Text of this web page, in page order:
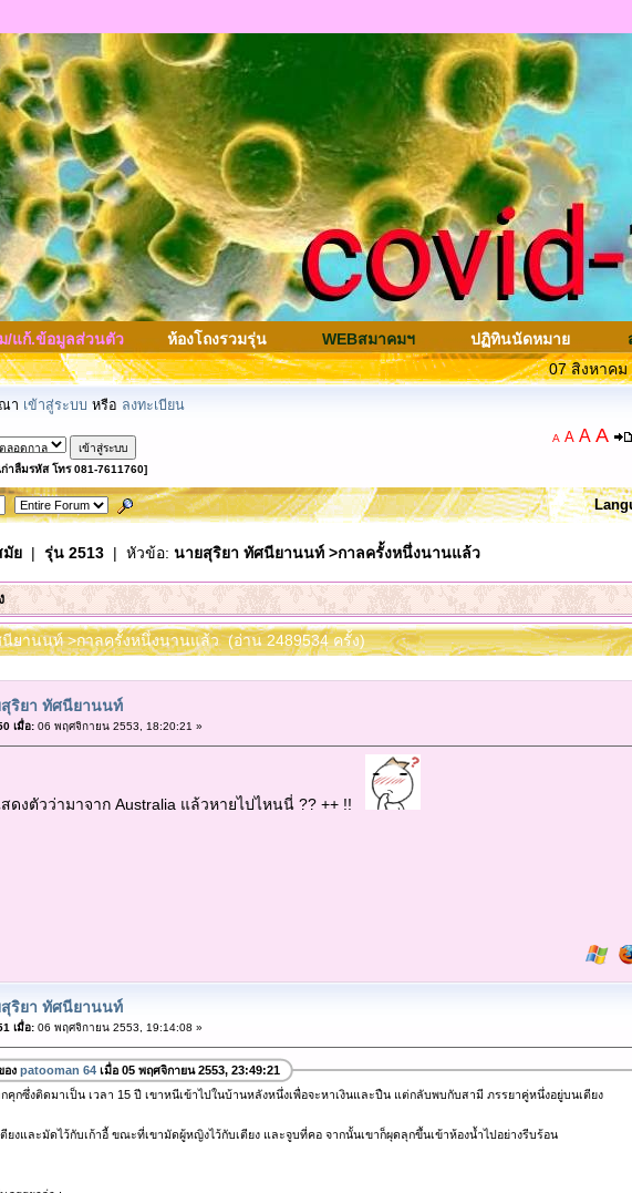
/แก้.ข้อมูลส่วนตัว ห้องโถงรวมรุ่น WEBสมาคมฯ ปฏิทินนัดหมาย
07 สิงหาคม
า เข้าสู่ระบบ หรือ ลงทะเบียน
าลืมรหัส โทร 081-7611760]
A A A A
มัย| รุ่น 2513| หัวข้อ: นายสุริยา ทัศนียานนท์ >กาลครั้งหนึ่งนานแล้ว
ยานนท์ >กาลครั้งหนึ่งนานแล้ว (อ่าน 2489534 ครั้ง)
ริยา ทัศนียานนท์
เมื่อ:06 พฤศจิกายน 2553, 18:20:21 »
ดงตัวว่ามาจาก Australia แล้วหายไปไหนนี่ ?? ++ !!
ริยา ทัศนียานนท์
เมื่อ:06 พฤศจิกายน 2553, 19:14:08 »
อง patooman 64เมื่อ 05 พฤศจิกายน 2553, 23:49:21
กซึ่งติดมาเป็น เวลา 15 ปี เขาหนีเข้าไปในบ้านหลังหนึ่งเพื่อจะหาเงินและปืน แต่กลับพบกับสามี ภรรยาคู่หนึ่งอยู่บนเตียง
ตียงและมัดไว้กับเก้าอี้ ขณะที่เขามัดผู้หญิงไว้กับเตียง และจูบที่คอ จากนั้นเขาก็ผุดลุกขึ้นเข้าห้องน้ำไปอย่างรีบร้อน